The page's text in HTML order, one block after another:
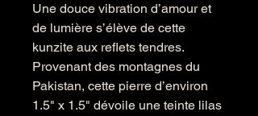
Une douce vibration d’amour et
de lumière s’élève de cette
kunzite aux reflets tendres.
Provenant des montagnes du
Pakistan, cette pierre d’environ
1.5" x 1.5" dévoile une teinte lilas